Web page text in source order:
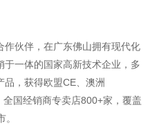
作伙伴，在广东佛山拥有现代化
一体的国家高新技术企业，多
，获得欧盟CE、澳洲
国经销商专卖店800+家，覆盖